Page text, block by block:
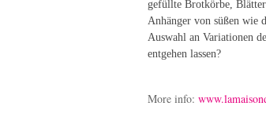
gefüllte Brotkörbe,
Anhänger von süßen wie
Auswahl an Variationen
entgehen lassen?
More info: